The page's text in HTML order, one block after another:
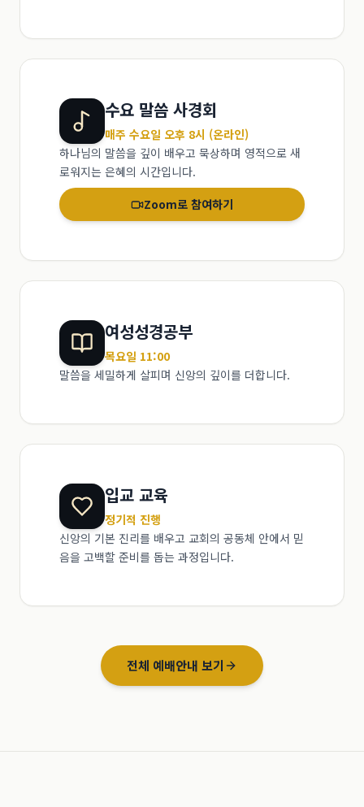
수요 말씀 사경회
매주 수요일 오후 8시 (온라인)
하나님의 말씀을 깊이 배우고 묵상하며 영적으로 새
로워지는 은혜의 시간입니다.
Zoom로 참여하기
여성성경공부
목요일 11:00
말씀을 세밀하게 살피며 신앙의 깊이를 더합니다.
입교 교육
정기적 진행
신앙의 기본 진리를 배우고 교회의 공동체 안에서 믿
음을 고백할 준비를 돕는 과정입니다.
전체 예배안내 보기